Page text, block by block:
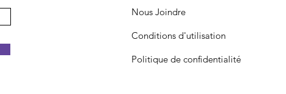
Nous Joindre
Conditions d'utilisation
Politique de confidentialité